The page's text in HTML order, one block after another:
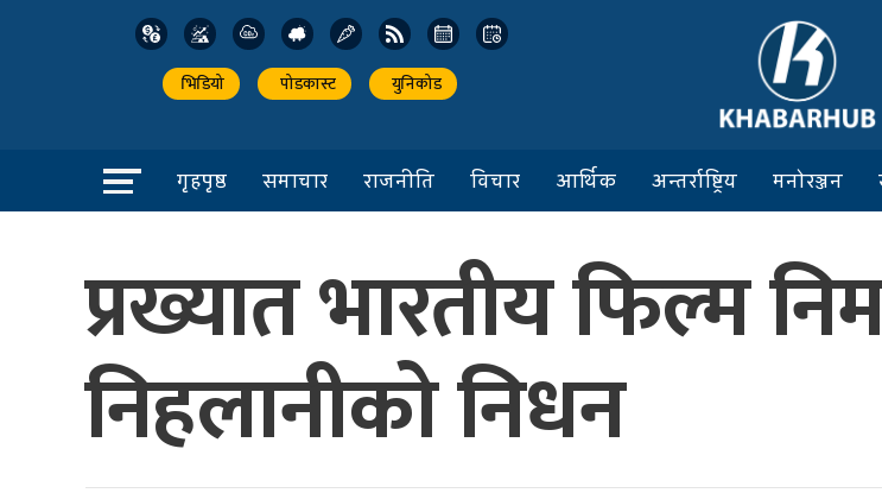
भिडियो पोडकास्ट युनिकोड
गृहपृष्ठ समाचार राजनीति विचार आर्थिक अन्तर्राष्ट्रिय मनोरञ्जन
प्रख्यात भारतीय फिल्म
निहलानीको निधन